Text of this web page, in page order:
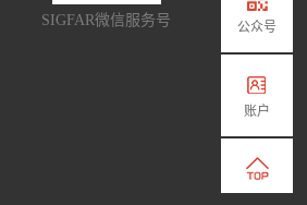
公众号
账户
SIGFAR微信服务号